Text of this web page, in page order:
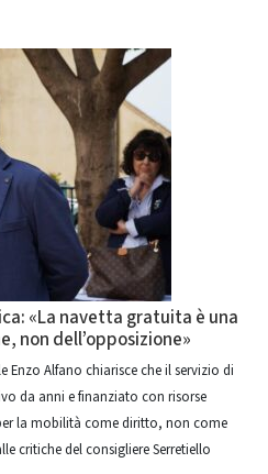
«La navetta gratuita è una
non dell’opposizione»
Enzo Alfano chiarisce che il servizio di
da anni e finanziato con risorse
la mobilità come diritto, non come
critiche del consigliere Serretiello